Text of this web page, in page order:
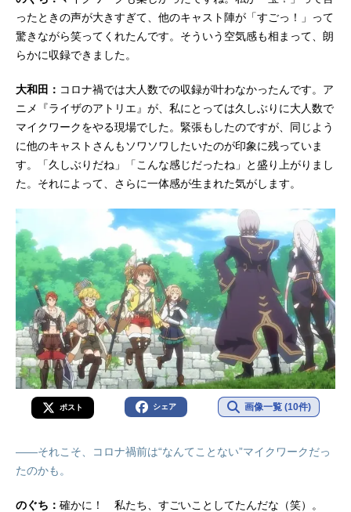
ったときの声が大きすぎて、他のキャスト陣が「すごっ！」って
驚きながら笑ってくれたんです。そういう空気感も相まって、朗
らかに収録できました。
大和田： コロナ禍では大人数での収録が叶わなかったんです。ア
ニメ『ライザのアトリエ』が、私にとっては久しぶりに大人数で
マイクワークをやる現場でした。緊張もしたのですが、同じよう
に他のキャストさんもソワソワしたいたのが印象に残っていま
す。「久しぶりだね」「こんな感じだったね」と盛り上がりまし
た。それによって、さらに一体感が生まれた気がします。
ポスト シェア 画像一覧 (10件)
――それこそ、コロナ禍前は“なんてことない”マイクワークだっ
たのかも。
のぐち： 確かに！ 私たち、すごいことしてたんだな（笑）。